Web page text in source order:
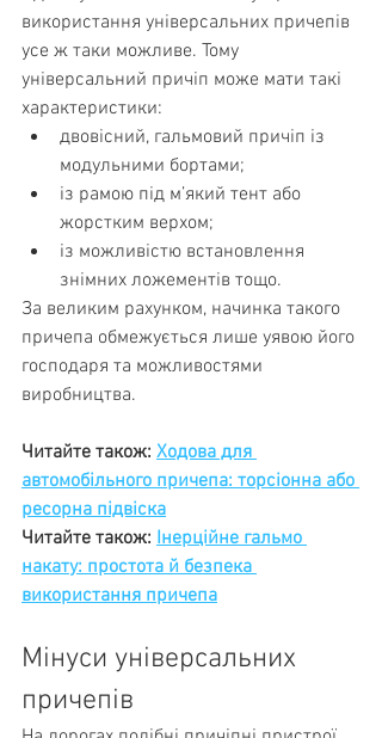
використання універсальних причепів
усе ж таки можливе. Тому
універсальний причіп може мати такі
характеристики:
двовісний, гальмовий причіп із
модульними бортами;
із рамою під м’який тент або
жорстким верхом;
із можливістю встановлення
знімних ложементів тощо.
За великим рахунком, начинка такого
причепа обмежується лише уявою його
господаря та можливостями
виробництва.
Читайте також: Ходова для
автомобільного причепа: торсіонна або
ресорна підвіска
Читайте також: Інерційне гальмо
накату: простота й безпека
використання причепа
Мінуси універсальних
причепів